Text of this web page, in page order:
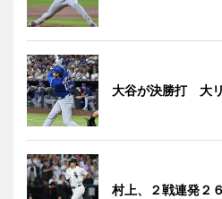
大谷が決勝打 大
村上、２戦連発２